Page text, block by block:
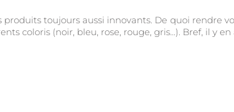
toujours aussi innovants. De quoi rendre
coloris (noir, bleu, rose, rouge, gris...). Bref, il y